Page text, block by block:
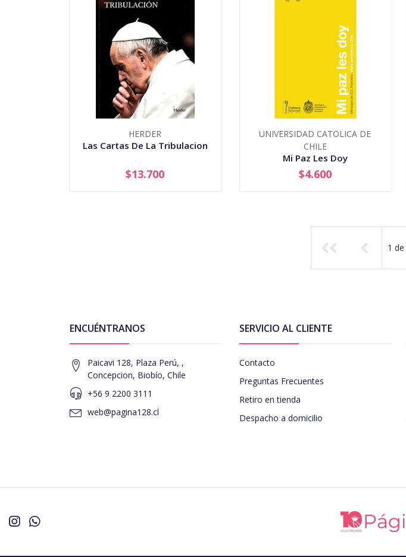
HERDER
Las Cartas De La Tribulacion
+
$13.700
UNIVERSIDAD CATOLICA DE
CHILE
Mi Paz Les Doy
+
$4.600
1 de
ENCUÉNTRANOS
Paicavi 128, Plaza Perú, ,
Concepcion, Biobío, Chile
+56 9 2200 3111
web@pagina128.cl
SERVICIO AL CLIENTE
Contacto
Preguntas Frecuentes
Retiro en tienda
Despacho a domicilio